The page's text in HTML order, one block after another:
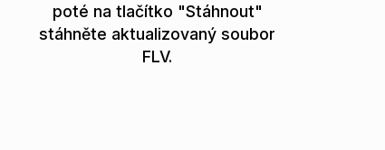
poté na tlačítko "Stáhnout"
stáhněte aktualizovaný soubor
FLV.